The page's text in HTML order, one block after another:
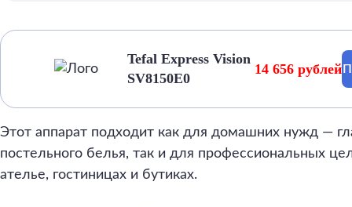
Tefal Express Vision
SV8150E0
14 656 рублей
Этот аппарат подходит как для домашних нужд —
постельного белья, так и для профессиональных
ателье, гостиницах и бутиках.